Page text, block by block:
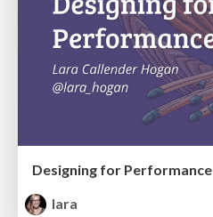
Designing for Performance
lara